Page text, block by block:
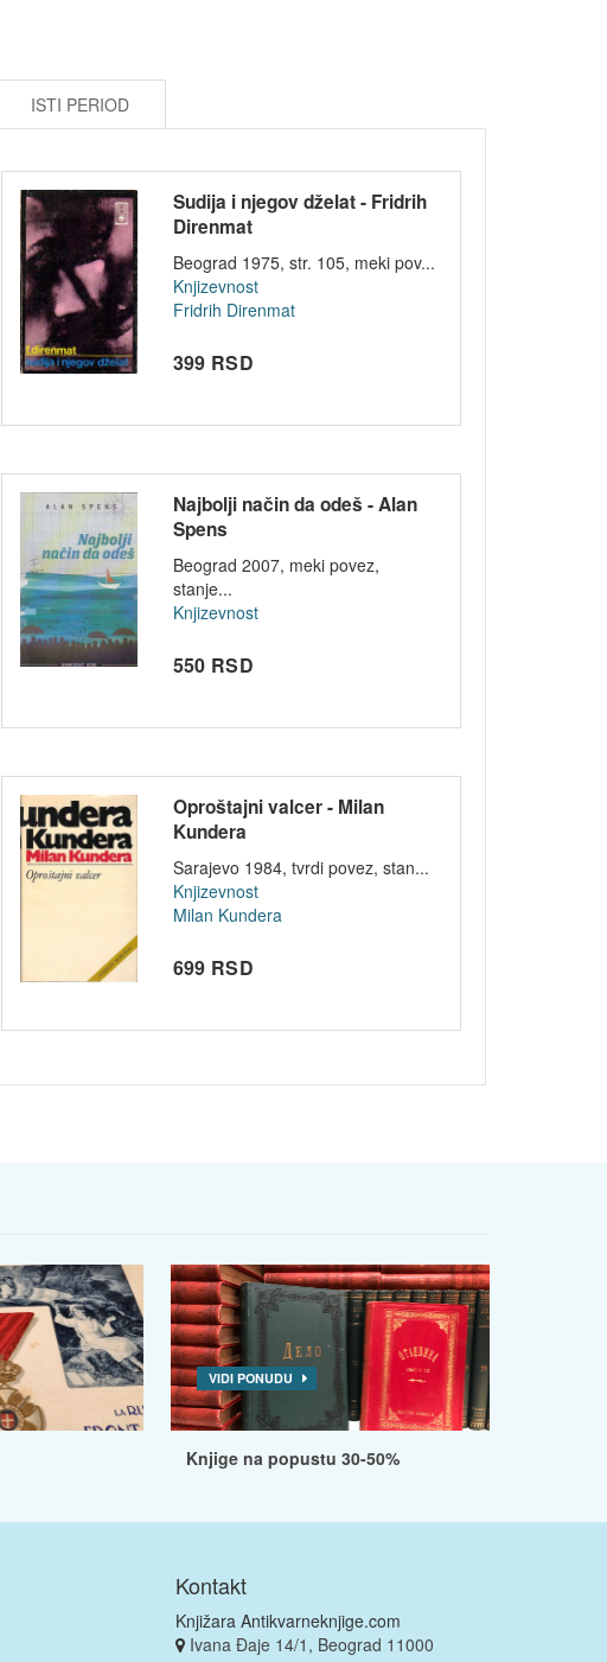
ISTI PERIOD
Sudija i njegov dželat - Fridrih
Direnmat
Beograd 1975, str. 105, meki pov...
Knjizevnost
Fridrih Direnmat
399 RSD
Najbolji način da odeš - Alan
Spens
Beograd 2007, meki povez,
stanje...
Knjizevnost
550 RSD
Oproštajni valcer - Milan
Kundera
Sarajevo 1984, tvrdi povez, stan...
Knjizevnost
Milan Kundera
699 RSD
VIDI PONUDU
Knjige na popustu 30-50%
Kontakt
Knjižara Antikvarneknjige.com
Ivana Đaje 14/1, Beograd 11000